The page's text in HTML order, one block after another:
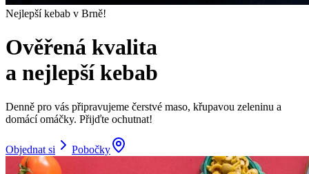
Nejlepší kebab v Brně!
Ověřená kvalita
a nejlepší kebab
Denně pro vás připravujeme čerstvé maso, křupavou zeleninu a
domácí omáčky. Přijďte ochutnat!
Objednat si Pobočky